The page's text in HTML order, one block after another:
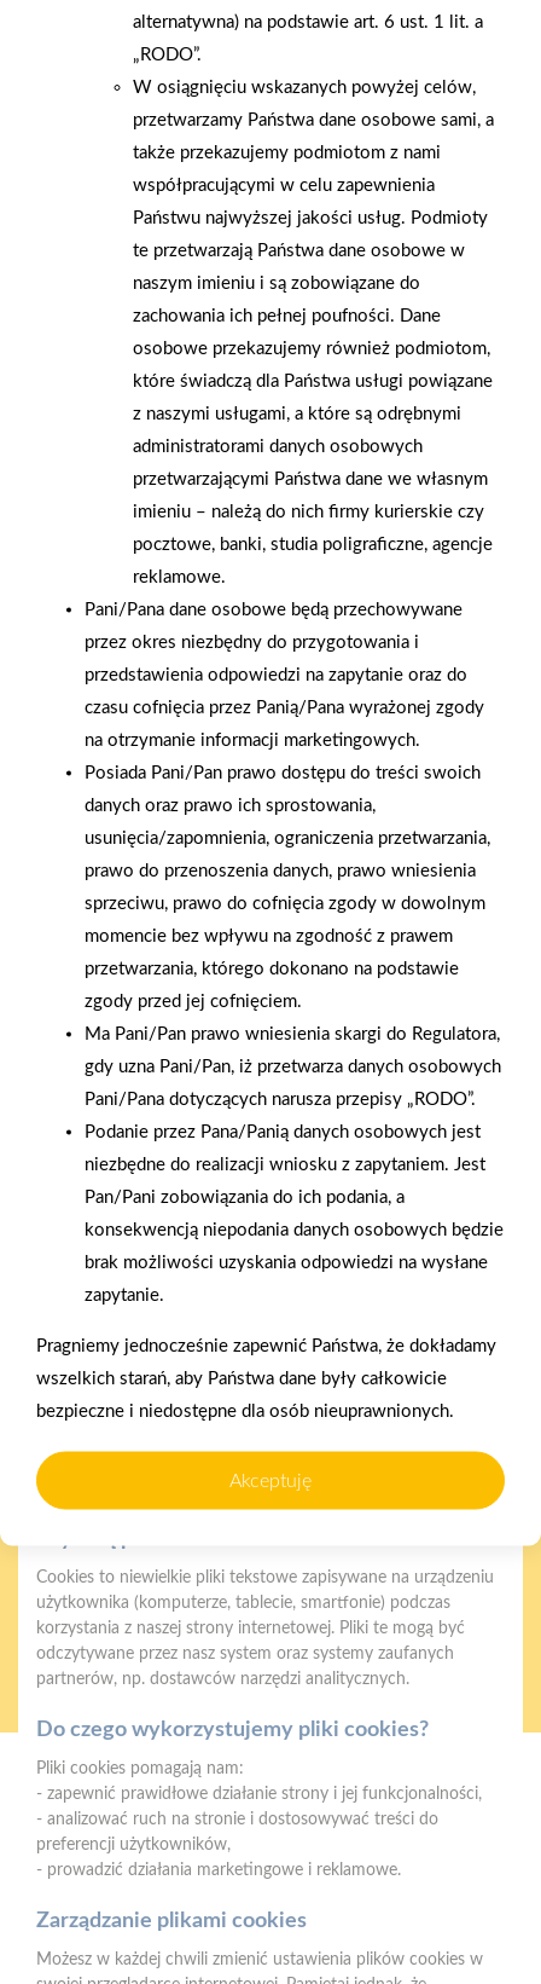
atrakcje dla dzieci, a po markecie chodziła Mrówka z koszykiem
łakoci, chętnie pozująca do zdjęć. Oczywiście na FB pojawiały
się kolejne informacje o wydarzeniu, aktualizowane na bieżąco.
AKTUALNOŚCI
2026-01-15
Grupa PSB Handel S.A.
gra z WOŚP. Powstała
firmowa eSkarbonka na
rzecz gastroenterologii
dziecięcej
2026-01-12
Zacisze S.A. dołącza do
Grupy PSB. Sieć kończy
rok strategicznym
otwarciem po
rebrandingu
Otwarcie sklepu PSB
Oferujemy zakupy
telefoniczne
Zakupy
na terenie całej Polski
Mrówka Ząbkowice Śląskie
ul. Wrocławska 31A, 57-200 Ząbkowice Śląskie
Telefon:666 399 245
info.zabkowice@psbmrowka.com.pl
alternatywna) na podstawie art. 6 ust. 1 lit. a
„RODO”.
W osiągnięciu wskazanych powyżej celów,
przetwarzamy Państwa dane osobowe sami, a
także przekazujemy podmiotom z nami
współpracującymi w celu zapewnienia
Państwu najwyższej jakości usług. Podmioty
te przetwarzają Państwa dane osobowe w
naszym imieniu i są zobowiązane do
zachowania ich pełnej poufności. Dane
osobowe przekazujemy również podmiotom,
które świadczą dla Państwa usługi powiązane
z naszymi usługami, a które są odrębnymi
administratorami danych osobowych
przetwarzającymi Państwa dane we własnym
imieniu – należą do nich firmy kurierskie czy
pocztowe, banki, studia poligraficzne, agencje
reklamowe.
Pani/Pana dane osobowe będą przechowywane
przez okres niezbędny do przygotowania i
przedstawienia odpowiedzi na zapytanie oraz do
czasu cofnięcia przez Panią/Pana wyrażonej zgody
na otrzymanie informacji marketingowych.
Posiada Pani/Pan prawo dostępu do treści swoich
danych oraz prawo ich sprostowania,
usunięcia/zapomnienia, ograniczenia przetwarzania,
prawo do przenoszenia danych, prawo wniesienia
sprzeciwu, prawo do cofnięcia zgody w dowolnym
momencie bez wpływu na zgodność z prawem
przetwarzania, którego dokonano na podstawie
zgody przed jej cofnięciem.
Ma Pani/Pan prawo wniesienia skargi do Regulatora,
gdy uzna Pani/Pan, iż przetwarza danych osobowych
Pani/Pana dotyczących narusza przepisy „RODO”.
Podanie przez Pana/Panią danych osobowych jest
niezbędne do realizacji wniosku z zapytaniem. Jest
Pan/Pani zobowiązania do ich podania, a
konsekwencją niepodania danych osobowych będzie
brak możliwości uzyskania odpowiedzi na wysłane
zapytanie.
Pragniemy jednocześnie zapewnić Państwa, że dokładamy
wszelkich starań, aby Państwa dane były całkowicie
bezpieczne i niedostępne dla osób nieuprawnionych.
Akceptuję
Polityka plików cookies
zapewnienia prawidłowego działania strony, poprawy komfortu
użytkowania oraz analizy ruchu na stronie.
Cookies to niewielkie pliki tekstowe zapisywane na urządzeniu
użytkownika (komputerze, tablecie, smartfonie) podczas
korzystania z naszej strony internetowej. Pliki te mogą być
odczytywane przez nasz system oraz systemy zaufanych
partnerów, np. dostawców narzędzi analitycznych.
Do czego wykorzystujemy pliki cookies?
Pliki cookies pomagają nam:
- zapewnić prawidłowe działanie strony i jej funkcjonalności,
- analizować ruch na stronie i dostosowywać treści do
preferencji użytkowników,
- prowadzić działania marketingowe i reklamowe.
Zarządzanie plikami cookies
Możesz w każdej chwili zmienić ustawienia plików cookies w